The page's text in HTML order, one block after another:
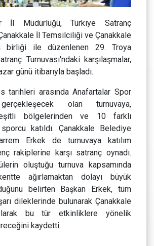
İl Müdürlüğü, Türkiye Satranç
İl Temsilciliği ve Çanakkale
birliği ile düzenlenen 29. Troya
Turnuvası'ndaki karşılaşmalar,
günü itibarıyla başladı.
tarihleri arasında Anafartalar Spor
olan turnuvaya,
bölgelerinden ve 10 farklı
katıldı. Çanakkale Belediye
Erkek de turnuvaya katılım
rakiplerine karşı satranç oynadı.
oluştuğu turnuva kapsamında
kentte ağırlamaktan dolayı büyük
belirten Başkan Erkek, tüm
dileklerinde bulunarak Çanakkale
bu tür etkinliklere yönelik
kaydetti.